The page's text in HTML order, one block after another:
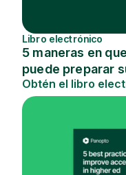
Libro electrónico
5 maneras en
puede preparar
Obtén el libro